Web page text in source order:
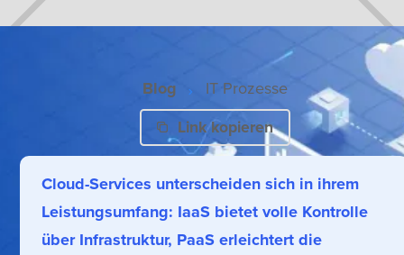
Blog
IT Prozesse
Link kopieren
Cloud-Services unterscheiden sich in ihrem
Leistungsumfang: IaaS bietet volle Kontrolle
über Infrastruktur, PaaS erleichtert die